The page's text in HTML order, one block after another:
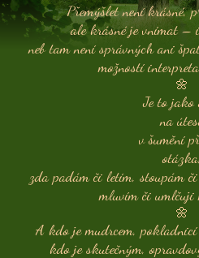
Přemýšlet není krásné,
ale krásné je vnímat –
neb tam není správných ani
možností
🌼
Je to jako
na
v šumění
otázka,
zda padám či letím, stoupám
mluvím či umlčuji
🌼
A kdo je mudrcem, pokladnicí
kdo je skutečným,